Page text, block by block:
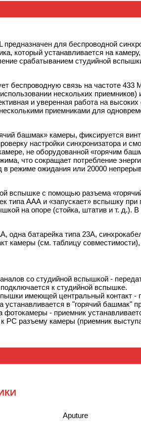
предназначен для беспроводной
который устанавливается на
срабатыванием студийной
беспроводную связь на частоте
нескольких
и уверенная работа на
приемниками для
башмак» камеры, фиксируется
настройки синхронизатора и
не оборудованной «горячим
что сокращает потребление
в режиме ожидания или 20000
вспышке с помощью разъема
типа ААА и «запускает» вспышку
на опоре (стойка, штатив и т. д.). В
одна батарейка типа 23А,
камеры (см. таблицу
со студийной вспышкой -
к студийной вспышке.
имеющей центральный контакт -
в "горячий башмак"
фотокамеры - приемник
PC разъему камеры (приемник
Aputure